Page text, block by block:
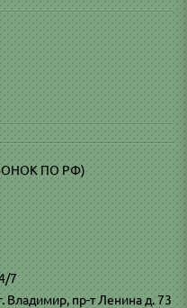
ПО РФ)
7
Владимир, пр-т Ленина д. 73